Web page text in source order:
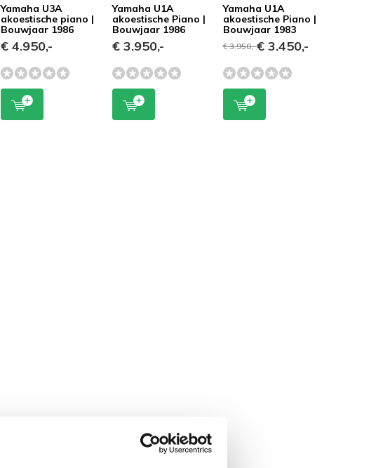
Yamaha U3A
akoestische piano |
Bouwjaar 1986
€ 4.950,-
Yamaha U1A
akoestische Piano |
Bouwjaar 1986
€ 3.950,-
Yamaha U1A
akoestische Piano |
Bouwjaar 1983
€ 3.950,-€ 3.450,-